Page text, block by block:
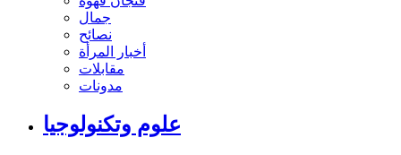
جمال
نصائح
أخبار المرأة
مقابلات
مدونات
علوم وتكنولوجيا